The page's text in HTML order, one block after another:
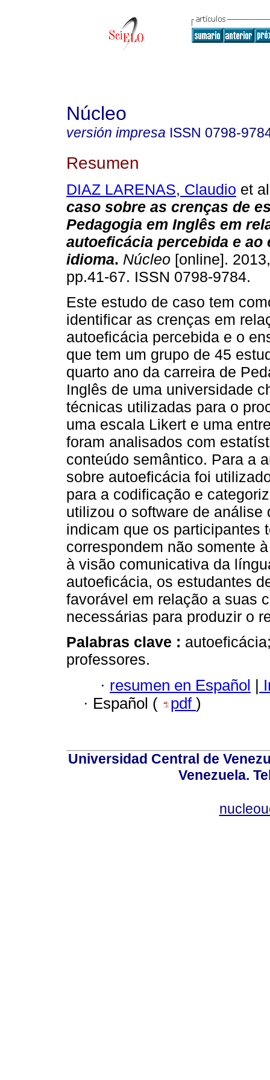
Núcleo
versión impresa ISSN 0798-
Resumen
DIAZ LARENAS, Claudio et
caso sobre as crenças de
Pedagogia em Inglês em
autoeficácia percebida e ao
idioma. Núcleo [online].
pp.41-67. ISSN 0798-9784.
Este estudo de caso tem
identificar as crenças em
autoeficácia percebida e o
que tem um grupo de 45
quarto ano da carreira de
Inglês de uma universidade
técnicas utilizadas para o
uma escala Likert e uma
foram analisados com
conteúdo semântico. Para a
sobre autoeficácia foi
para a codificação e
utilizou o software de
indicam que os participantes
correspondem não somente
à visão comunicativa da
autoeficácia, os estudantes
favorável em relação a suas
necessárias para produzir o
Palabras clave :
professores.
· resumen en Español |
· Español ( pdf )
Universidad Central de
Venezuela.